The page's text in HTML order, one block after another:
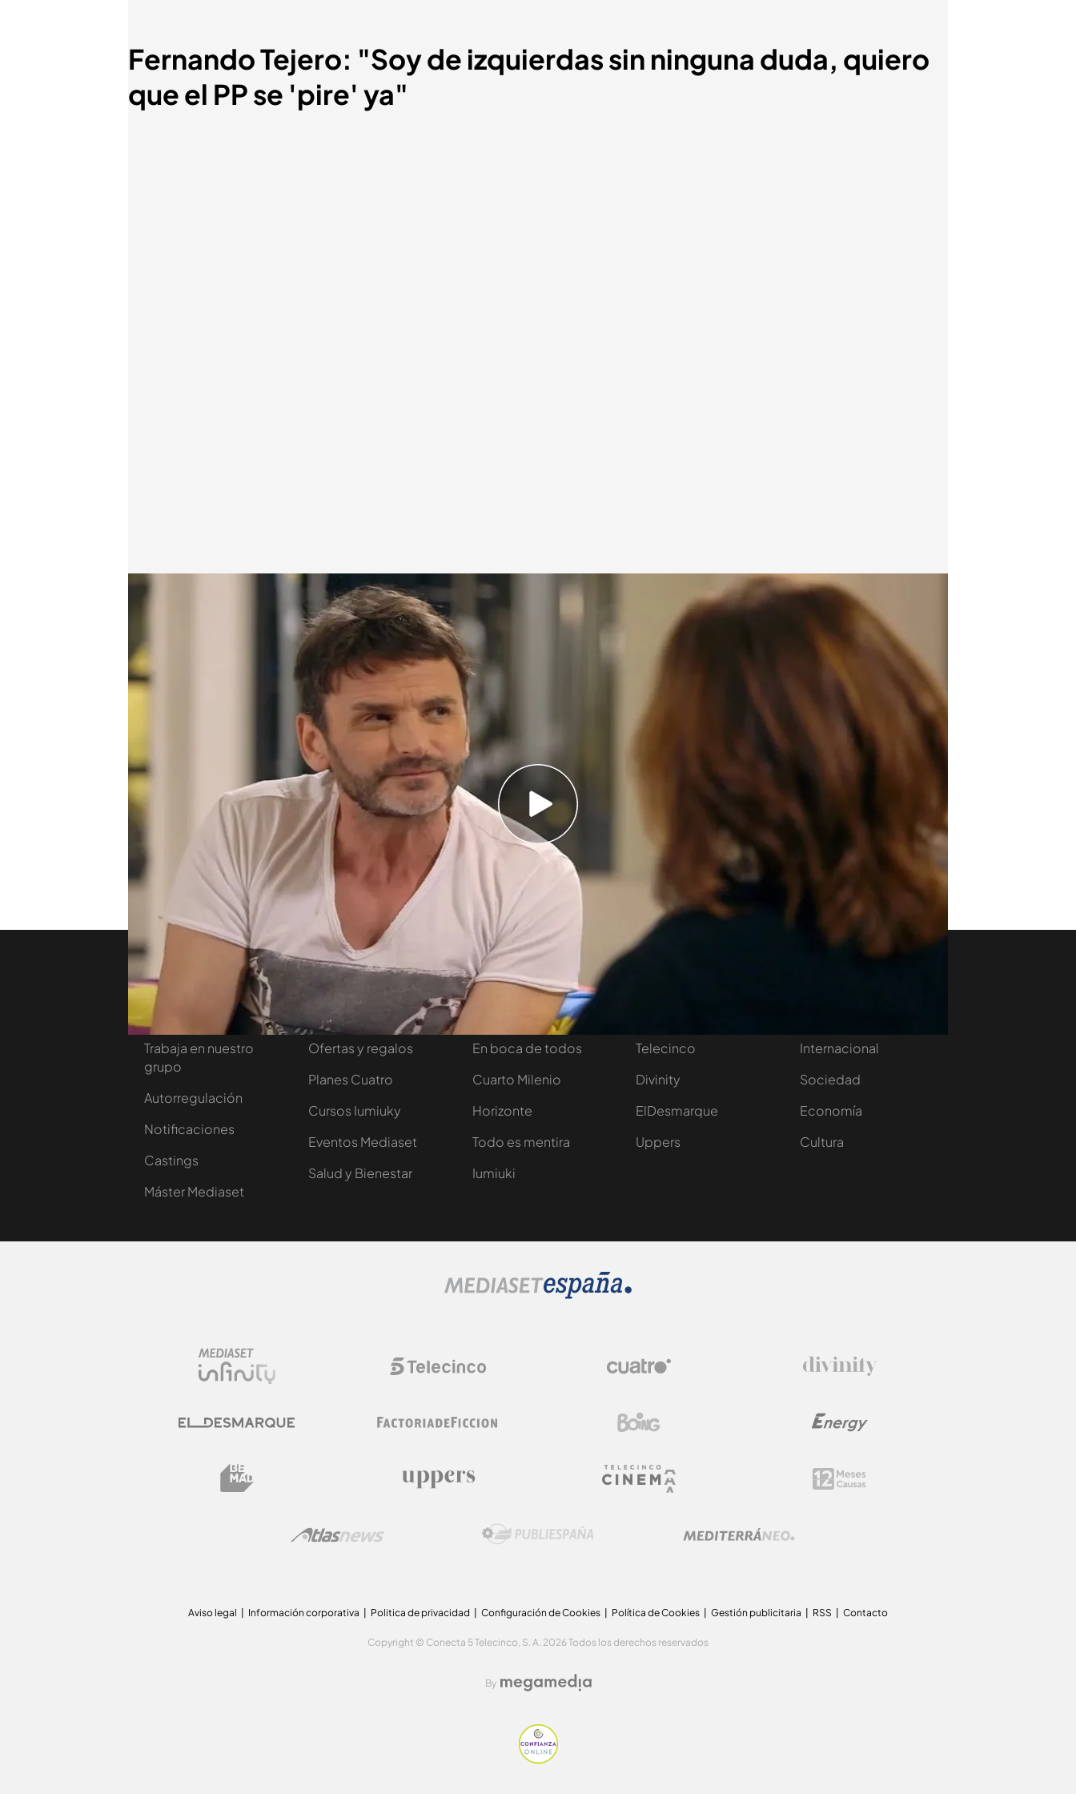
Fernando Tejero: "Soy de izquierdas sin ninguna duda, quiero
que el PP se 'pire' ya"
Fernando Tejero también ha compartido su visión de la sociedad actual.
Corrupción, paro... debe acabar. Además aprovecha para criticar el 21%
de IVA de la cultura: "No puedo apoyar a gente que no quiere a mi
profesión. Hago una película para mi y otra para hacienda. Me quitan el
TEMAS Viajando con Chester
Nosotros
Contacta
Trabaja en nuestro
grupo
Autorregulación
Notificaciones
Castings
Máster Mediaset
Comprar entradas
Ofertas y regalos
Planes Cuatro
Cursos Iumiuky
Eventos Mediaset
Salud y Bienestar
Programas
En boca de todos
Cuarto Milenio
Horizonte
Todo es mentira
Iumiuki
Telecinco
Divinity
ElDesmarque
Uppers
Internacional
Sociedad
Economía
Cultura
Aviso legal Información corporativa Politica de privacidad Configuración de Cookies Política de Cookies Gestión publicitaria RSS Contacto
Copyright © Conecta 5 Telecinco, S. A. 2026 Todos los derechos reservados
By